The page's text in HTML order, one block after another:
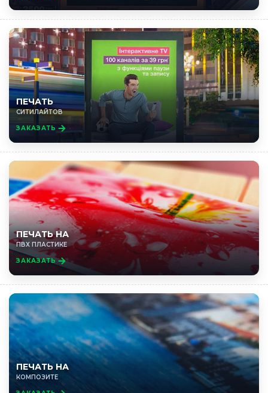
ПЕЧАТЬ
СИТИЛАЙТОВ
ЗАКАЗАТЬ
ПЕЧАТЬ НА
ПВХ ПЛАСТИКЕ
ЗАКАЗАТЬ
ПЕЧАТЬ НА
КОМПОЗИТЕ